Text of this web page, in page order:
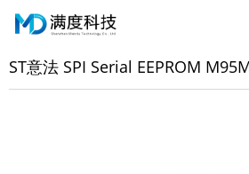
主页>产品中心>EEPROM
ST意法 SPI
ST意法 SPI Serial EEPROM